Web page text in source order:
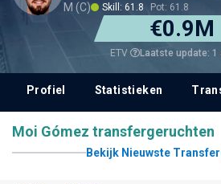
M (C) Skill: 61.8 Pot: 61.8
€0.9M
ETV Laatste update: 1
Profiel Statistieken
Moi Gómez transfergeruchten
Bekijk Nieuwste